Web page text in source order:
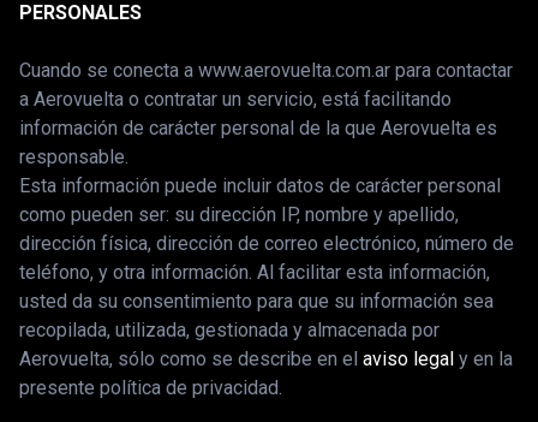
PERSONALES
Cuando se conecta a www.aerovuelta.com.ar para contactar
a Aerovuelta o contratar un servicio, está facilitando
información de carácter personal de la que Aerovuelta es
responsable.
Esta información puede incluir datos de carácter personal
como pueden ser: su dirección IP, nombre y apellido,
dirección física, dirección de correo electrónico, número de
teléfono, y otra información. Al facilitar esta información,
usted da su consentimiento para que su información sea
recopilada, utilizada, gestionada y almacenada por
Aerovuelta, sólo como se describe en elaviso legal y en la
presente política de privacidad.